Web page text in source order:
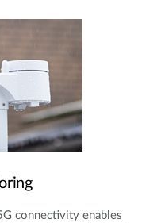
connectivity enables